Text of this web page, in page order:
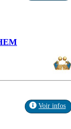
Voir infos